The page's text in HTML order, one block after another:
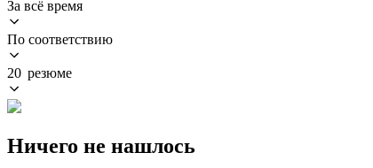
За всё время
По соответствию
20 резюме
Ничего не нашлось